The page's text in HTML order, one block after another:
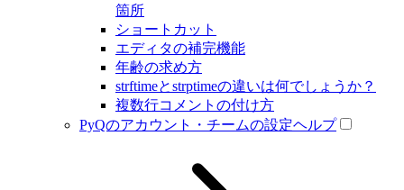
箇所
ショートカット
エディタの補完機能
年齢の求め方
strftimeとstrptimeの違いは何でしょうか？
複数行コメントの付け方
PyQのアカウント・チームの設定ヘルプ